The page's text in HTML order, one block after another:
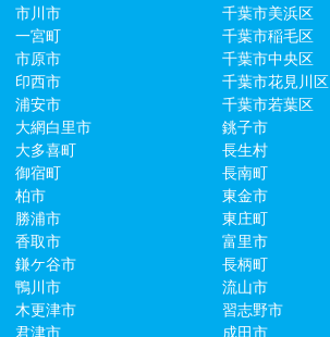
市川市
一宮町
市原市
印西市
浦安市
大網白里市
大多喜町
御宿町
柏市
勝浦市
香取市
鎌ケ谷市
鴨川市
木更津市
君津市
千葉市美浜区
千葉市稲毛区
千葉市中央区
千葉市花見川区
千葉市若葉区
銚子市
長生村
長南町
東金市
東庄町
富里市
長柄町
流山市
習志野市
成田市